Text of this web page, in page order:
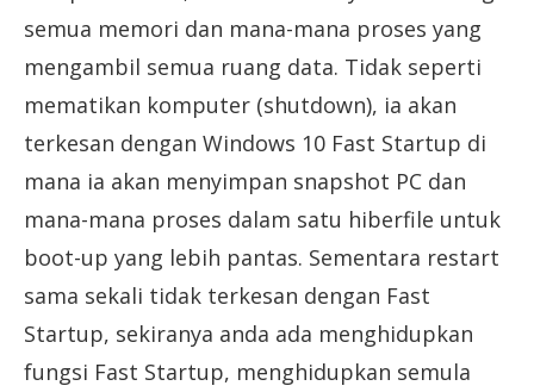
semua memori dan mana-mana proses yang
mengambil semua ruang data. Tidak seperti
mematikan komputer (shutdown), ia akan
terkesan dengan Windows 10 Fast Startup di
mana ia akan menyimpan snapshot PC dan
mana-mana proses dalam satu hiberfile untuk
boot-up yang lebih pantas. Sementara restart
sama sekali tidak terkesan dengan Fast
Startup, sekiranya anda ada menghidupkan
fungsi Fast Startup, menghidupkan semula